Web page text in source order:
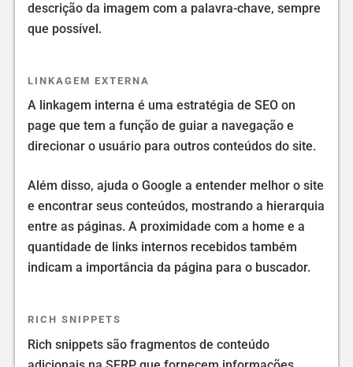
descrição da imagem com a palavra-chave, sempre
que possível.
LINKAGEM EXTERNA
A linkagem interna é uma estratégia de SEO on
page que tem a função de guiar a navegação e
direcionar o usuário para outros conteúdos do site.
Além disso, ajuda o Google a entender melhor o site
e encontrar seus conteúdos, mostrando a hierarquia
entre as páginas. A proximidade com a home e a
quantidade de links internos recebidos também
indicam a importância da página para o buscador.
RICH SNIPPETS
Rich snippets são fragmentos de conteúdo